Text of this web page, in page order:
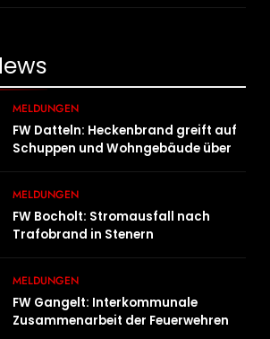
MELDUNGEN
FW Datteln: Heckenbrand greift auf
Schuppen und Wohngebäude über
MELDUNGEN
FW Bocholt: Stromausfall nach
Trafobrand in Stenern
MELDUNGEN
FW Gangelt: Interkommunale
Zusammenarbeit der Feuerwehren